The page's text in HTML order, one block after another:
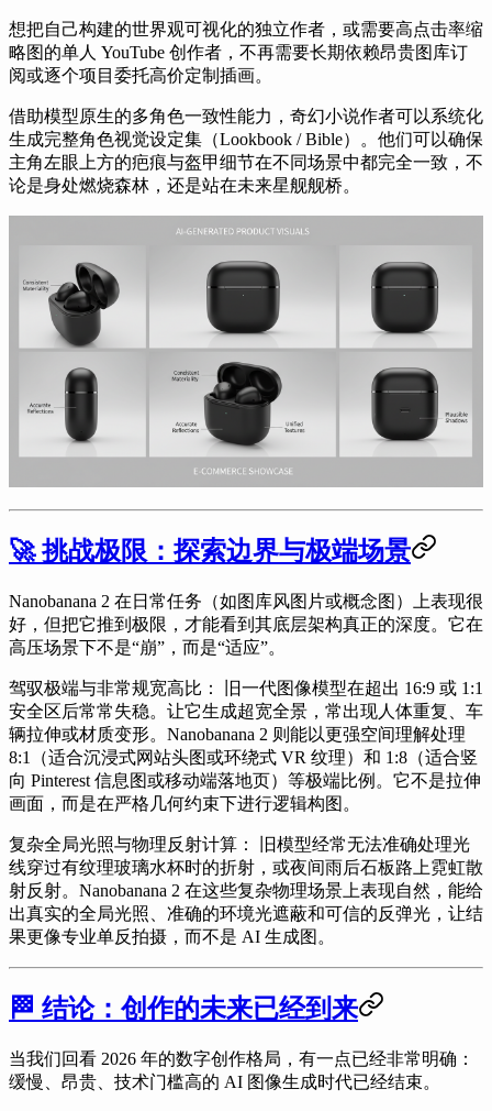
想把自己构建的世界观可视化的独立作者，或需要高点击率缩
略图的单人 YouTube 创作者，不再需要长期依赖昂贵图库订
阅或逐个项目委托高价定制插画。
借助模型原生的多角色一致性能力，奇幻小说作者可以系统化
生成完整角色视觉设定集（Lookbook / Bible）。他们可以确保
主角左眼上方的疤痕与盔甲细节在不同场景中都完全一致，不
论是身处燃烧森林，还是站在未来星舰舰桥。
🚀 挑战极限：探索边界与极端场景
Nanobanana 2 在日常任务（如图库风图片或概念图）上表现很
好，但把它推到极限，才能看到其底层架构真正的深度。它在
高压场景下不是“崩”，而是“适应”。
驾驭极端与非常规宽高比：
旧一代图像模型在超出 16:9 或 1:1
安全区后常常失稳。让它生成超宽全景，常出现人体重复、车
辆拉伸或材质变形。Nanobanana 2 则能以更强空间理解处理
8:1（适合沉浸式网站头图或环绕式 VR 纹理）和 1:8（适合竖
向 Pinterest 信息图或移动端落地页）等极端比例。它不是拉伸
画面，而是在严格几何约束下进行逻辑构图。
复杂全局光照与物理反射计算：
旧模型经常无法准确处理光
线穿过有纹理玻璃水杯时的折射，或夜间雨后石板路上霓虹散
射反射。Nanobanana 2 在这些复杂物理场景上表现自然，能给
出真实的全局光照、准确的环境光遮蔽和可信的反弹光，让结
果更像专业单反拍摄，而不是 AI 生成图。
🏁 结论：创作的未来已经到来
当我们回看 2026 年的数字创作格局，有一点已经非常明确：
缓慢、昂贵、技术门槛高的 AI 图像生成时代已经结束。